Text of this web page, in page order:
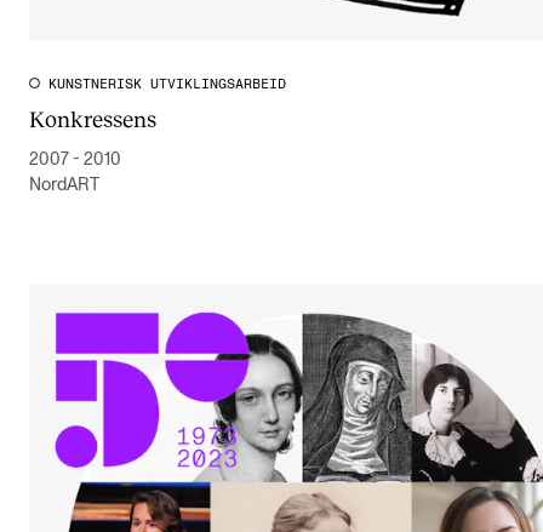
KUNSTNERISK UTVIKLINGSARBEID
Konkressens
2007 - 2010
NordART